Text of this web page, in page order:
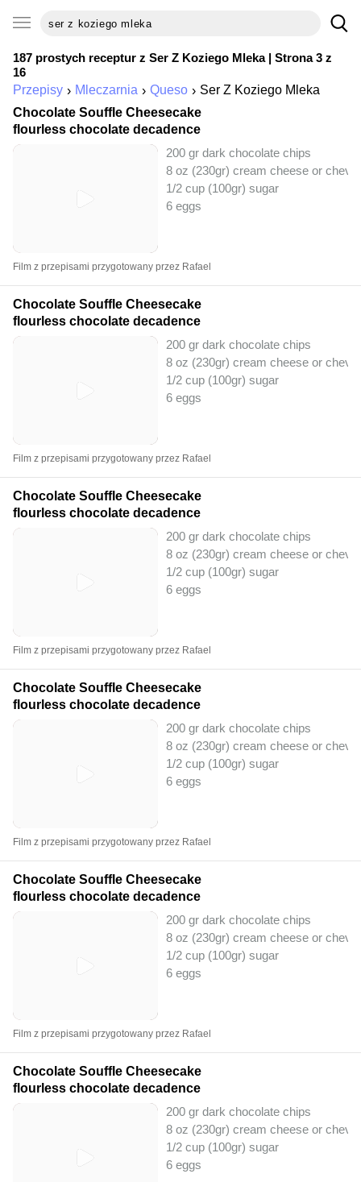
187 prostych receptur z Ser Z Koziego Mleka| Strona 3 z
16
Przepisy Mleczarnia Queso
Ser Z Koziego Mleka
Chocolate Souffle Cheesecake
flourless chocolate decadence
200 gr dark chocolate chips
8 oz (230gr) cream cheese or chevre
1/2 cup (100gr) sugar
6 eggs
Film z przepisami przygotowany przez Rafael
Chocolate Souffle Cheesecake
flourless chocolate decadence
200 gr dark chocolate chips
8 oz (230gr) cream cheese or chevre
1/2 cup (100gr) sugar
6 eggs
Film z przepisami przygotowany przez Rafael
Chocolate Souffle Cheesecake
flourless chocolate decadence
200 gr dark chocolate chips
8 oz (230gr) cream cheese or chevre
1/2 cup (100gr) sugar
6 eggs
Film z przepisami przygotowany przez Rafael
Chocolate Souffle Cheesecake
flourless chocolate decadence
200 gr dark chocolate chips
8 oz (230gr) cream cheese or chevre
1/2 cup (100gr) sugar
6 eggs
Film z przepisami przygotowany przez Rafael
Chocolate Souffle Cheesecake
flourless chocolate decadence
200 gr dark chocolate chips
8 oz (230gr) cream cheese or chevre
1/2 cup (100gr) sugar
6 eggs
Film z przepisami przygotowany przez Rafael
Chocolate Souffle Cheesecake
flourless chocolate decadence
200 gr dark chocolate chips
8 oz (230gr) cream cheese or chevre
1/2 cup (100gr) sugar
6 eggs